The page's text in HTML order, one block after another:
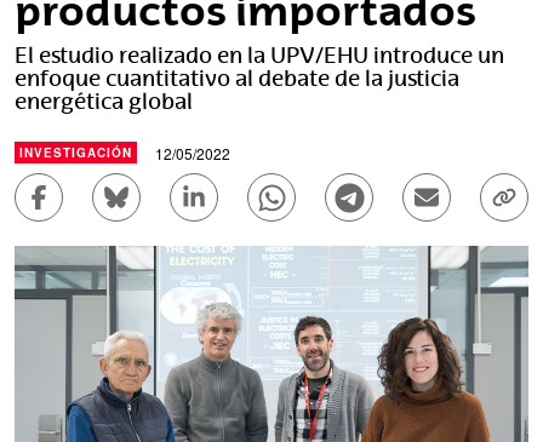
productos importados
El estudio realizado en la UPV/EHU introduce un
enfoque cuantitativo al debate de la justicia
energética global
INVESTIGACIÓN 12/05/2022
Compartir en Facebook - (Abre una nueva ventana)
Compartir en Bluesky - (Abre una nueva
Compartir en Linkedin - (Abre una
Compartir en Whatsapp -
Compartir enEnviar por